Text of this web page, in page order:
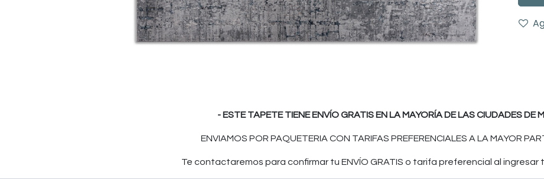
- ESTE TAPETE TIENE ENVÍO GRATIS EN LA MAYORÍA DE LAS CIUDADES DE
ENVIAMOS POR PAQUETERIA CON TARIFAS PREFERENCIALES A LA MAYOR
Te contactaremos para confirmar tu ENVÍO GRATIS o tarifa preferencial al ingresar